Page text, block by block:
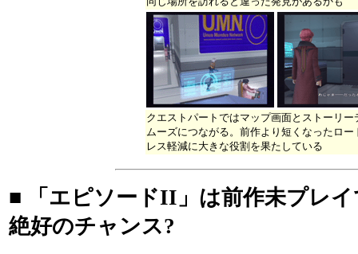
クエストパートではマップ画面とストーリー
ムーズにつながる。前作より短くなったロー
レス軽減に大きな役割を果たしている
■ 「エピソードII」は前作未プレ
絶好のチャンス?